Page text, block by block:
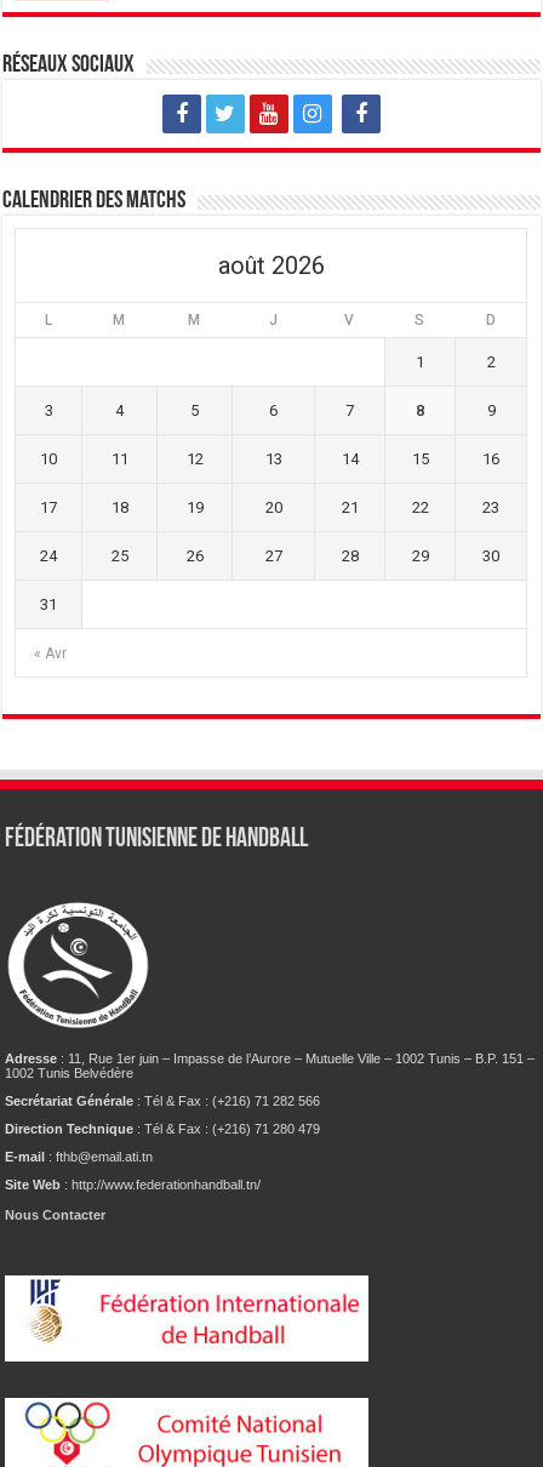
Réseaux sociaux
Calendrier des matchs
août 2026
L M M J V S D
« Avr
1 2
3 4 5 6 7 8 9
10 11 12 13 14 15 16
17 18 19 20 21 22 23
24 25 26 27 28 29 30
31
Fédération tunisienne de Handball
Adresse : 11, Rue 1er juin – Impasse de l’Aurore – Mutuelle Ville – 1002 Tunis – B.P. 151 –
1002 Tunis Belvédère
Secrétariat Générale : Tél & Fax : (+216) 71 282 566
Direction Technique : Tél & Fax : (+216) 71 280 479
E-mail : fthb@email.ati.tn
Site Web : http://www.federationhandball.tn/
Nous Contacter